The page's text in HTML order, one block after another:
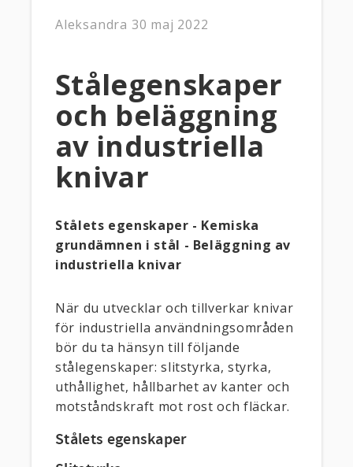
Aleksandra 30 maj 2022
Stålegenskaper
och beläggning
av industriella
knivar
Stålets egenskaper - Kemiska
grundämnen i stål - Beläggning av
industriella knivar
När du utvecklar och tillverkar knivar
för industriella användningsområden
bör du ta hänsyn till följande
stålegenskaper: slitstyrka, styrka,
uthållighet, hållbarhet av kanter och
motståndskraft mot rost och fläckar.
Stålets egenskaper